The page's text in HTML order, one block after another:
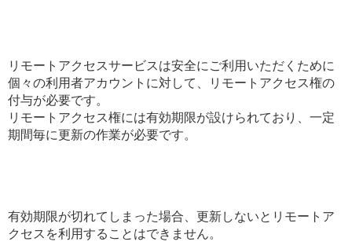
リモートアクセスサービスは安全にご利用いただくために
個々の利用者アカウントに対して、リモートアクセス権の
付与が必要です。
リモートアクセス権には有効期限が設けられており、一定
期間毎に更新の作業が必要です。
有効期限が切れてしまった場合、更新しないとリモートア
クセスを利用することはできません。